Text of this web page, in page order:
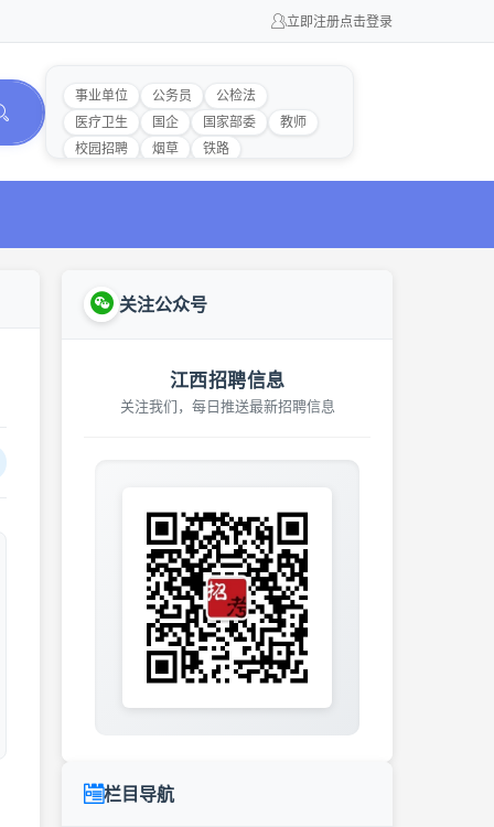
立即注册点击登录
事业单位 公务员
公检法
医疗卫生
国企 国家部委
教师
校园招聘
烟草 铁路
关注公众号
江西招聘信息
关注我们，每日推送最新招聘信息
栏目导航